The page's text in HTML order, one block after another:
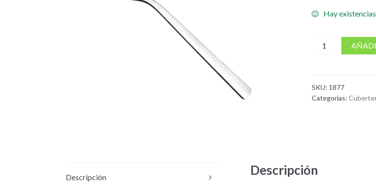
Hay existencias
cantidad
Mesa
Oslo
SKU: 1877
Categorías:
Descripción Descripción